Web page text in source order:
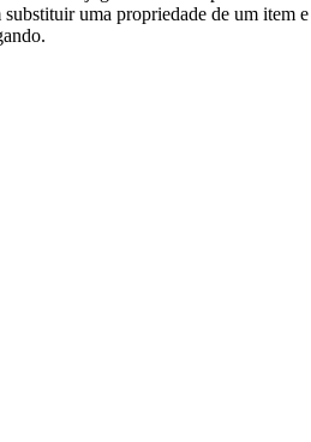
uma propriedade de um item e